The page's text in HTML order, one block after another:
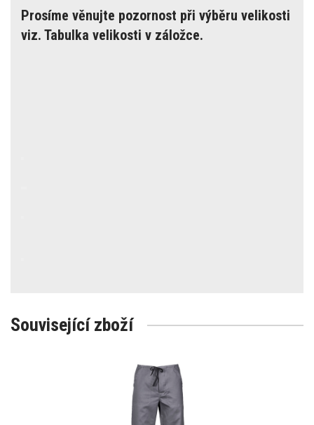
Prosíme věnujte pozornost při výběru velikosti
viz. Tabulka velikosti v záložce.
Související zboží